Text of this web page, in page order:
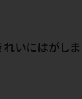
れいにはがしま